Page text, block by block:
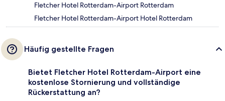
Fletcher Hotel Rotterdam-Airport Rotterdam
Fletcher Hotel Rotterdam-Airport Hotel Rotterdam
Häufig gestellte Fragen
Bietet Fletcher Hotel Rotterdam-Airport eine
kostenlose Stornierung und vollständige
Rückerstattung an?